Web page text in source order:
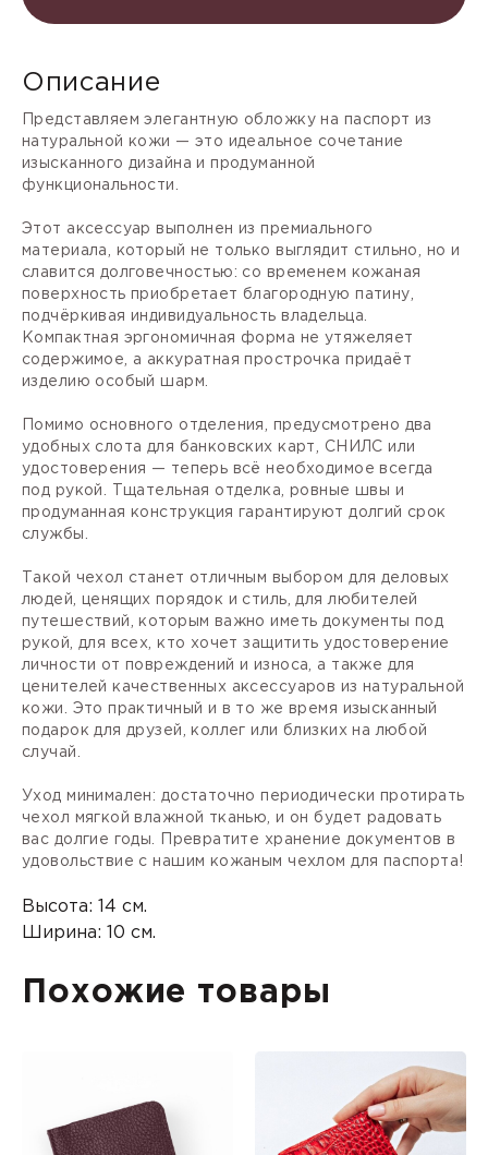
Описание
Представляем элегантную обложку на паспорт из
натуральной кожи — это идеальное сочетание
изысканного дизайна и продуманной
функциональности.
Этот аксессуар выполнен из премиального
материала, который не только выглядит стильно, но и
славится долговечностью: со временем кожаная
поверхность приобретает благородную патину,
подчёркивая индивидуальность владельца.
Компактная эргономичная форма не утяжеляет
содержимое, а аккуратная прострочка придаёт
изделию особый шарм.
Помимо основного отделения, предусмотрено два
удобных слота для банковских карт, СНИЛС или
удостоверения — теперь всё необходимое всегда
под рукой. Тщательная отделка, ровные швы и
продуманная конструкция гарантируют долгий срок
службы.
Такой чехол станет отличным выбором для деловых
людей, ценящих порядок и стиль, для любителей
путешествий, которым важно иметь документы под
рукой, для всех, кто хочет защитить удостоверение
личности от повреждений и износа, а также для
ценителей качественных аксессуаров из натуральной
кожи. Это практичный и в то же время изысканный
подарок для друзей, коллег или близких на любой
случай.
Уход минимален: достаточно периодически протирать
чехол мягкой влажной тканью, и он будет радовать
вас долгие годы. Превратите хранение документов в
удовольствие с нашим кожаным чехлом для паспорта!
Высота:
14 см.
Ширина:
10 см.
Похожие товары